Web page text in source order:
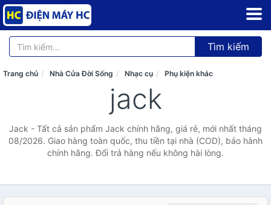
Tìm kiếm
Trang chủ Nhà Cửa Đời Sống Nhạc cụ Phụ kiện khác
jack
Jack - Tất cả sản phẩm Jack chính hãng, giá rẻ, mới nhất tháng
08/2026. Giao hàng toàn quốc, thu tiền tại nhà (COD), bảo hành
chính hãng. Đổi trả hàng nếu không hài lòng.